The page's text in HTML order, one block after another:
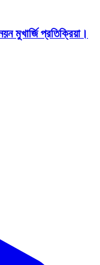
মুখার্জি প্রতিক্রিয়া।